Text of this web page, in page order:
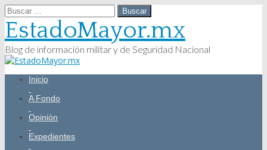
Buscar:
EstadoMayor.mx
Blog de información militar y de Seguridad Nacional
Main
Skip
content
Inicio
A Fondo
Opinión
Expedientes